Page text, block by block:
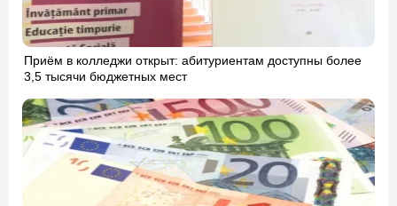
Приём в колледжи открыт: абитуриентам доступны более
3,5 тысячи бюджетных мест